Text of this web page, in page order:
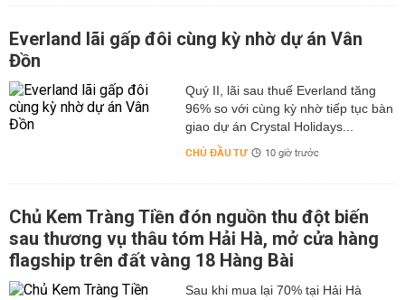
Everland lãi gấp đôi cùng kỳ nhờ dự án Vân
Đồn
Quý II, lãi sau thuế Everland tăng
96% so với cùng kỳ nhờ tiếp tục bàn
giao dự án Crystal Holidays...
CHỦ ĐẦU TƯ 10 giờ trước
Chủ Kem Tràng Tiền đón nguồn thu đột biến
sau thương vụ thâu tóm Hải Hà, mở cửa hàng
flagship trên đất vàng 18 Hàng Bài
Sau khi mua lại 70% tại Hải Hà